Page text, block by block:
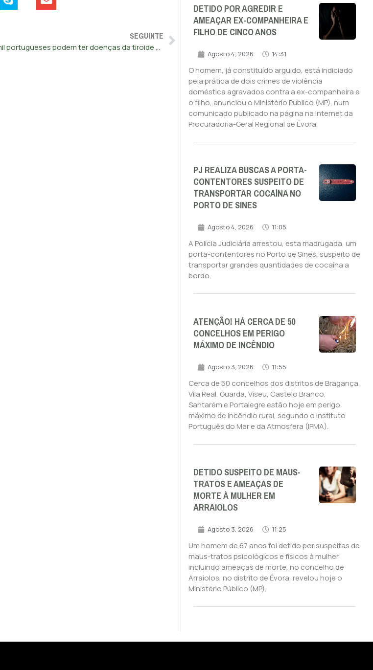
SEGUINTE
Cerca de 600 mil portugueses podem ter doenças da tiroide e não saber, dizem especialistas
DETIDO POR AGREDIR E
AMEAÇAR EX-COMPANHEIRA E
FILHO DE CINCO ANOS
Agosto 4, 2026 14:31
O homem, já constituído arguido, está indiciado
pela prática de dois crimes de violência
doméstica agravados contra a ex-companheira e
o filho, anunciou o Ministério Público (MP), num
comunicado publicado na página na Internet da
Procuradoria-Geral Regional de Évora.
PJ REALIZA BUSCAS A PORTA-
CONTENTORES SUSPEITO DE
TRANSPORTAR COCAÍNA NO
PORTO DE SINES
Agosto 4, 2026 11:05
A Polícia Judiciária arrestou, esta madrugada, um
porta-contentores no Porto de Sines, suspeito de
transportar grandes quantidades de cocaína a
bordo.
ATENÇÃO! HÁ CERCA DE 50
CONCELHOS EM PERIGO
MÁXIMO DE INCÊNDIO
Agosto 3, 2026 11:55
Cerca de 50 concelhos dos distritos de Bragança,
Vila Real, Guarda, Viseu, Castelo Branco,
Santarém e Portalegre estão hoje em perigo
máximo de incêndio rural, segundo o Instituto
Português do Mar e da Atmosfera (IPMA).
DETIDO SUSPEITO DE MAUS-
TRATOS E AMEAÇAS DE
MORTE À MULHER EM
ARRAIOLOS
Agosto 3, 2026 11:25
Um homem de 67 anos foi detido por suspeitas de
maus-tratos psicológicos e físicos à mulher,
incluindo ameaças de morte, no concelho de
Arraiolos, no distrito de Évora, revelou hoje o
Ministério Público (MP).